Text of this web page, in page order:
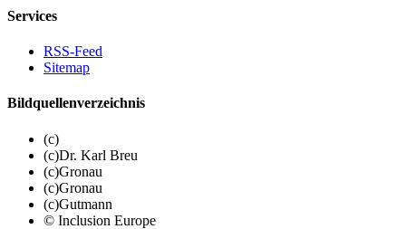
Services
RSS-Feed
Sitemap
Bildquellenverzeichnis
(c)
(c)Dr. Karl Breu
(c)Gronau
(c)Gronau
(c)Gutmann
© Inclusion Europe